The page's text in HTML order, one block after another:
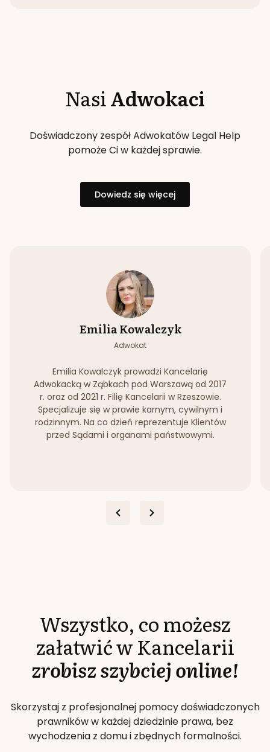
NasiAdwokaci
Doświadczony zespół Adwokatów Legal Help
pomoże Ci w każdej sprawie.
Dowiedz się więcej
Emilia Kowalczyk
Adwokat
Emilia Kowalczyk prowadzi Kancelarię
Adwokacką w Ząbkach pod Warszawą od 2017
r. oraz od 2021 r. Filię Kancelarii w Rzeszowie.
Specjalizuje się w prawie karnym, cywilnym i
rodzinnym. Na co dzień reprezentuje Klientów
przed Sądami i organami państwowymi.
Wszystko, co możesz
załatwić w Kancelarii
zrobisz szybciej online!
Skorzystaj z profesjonalnej pomocy doświadczonych
prawników w każdej dziedzinie prawa, bez
wychodzenia z domu i zbędnych formalności.